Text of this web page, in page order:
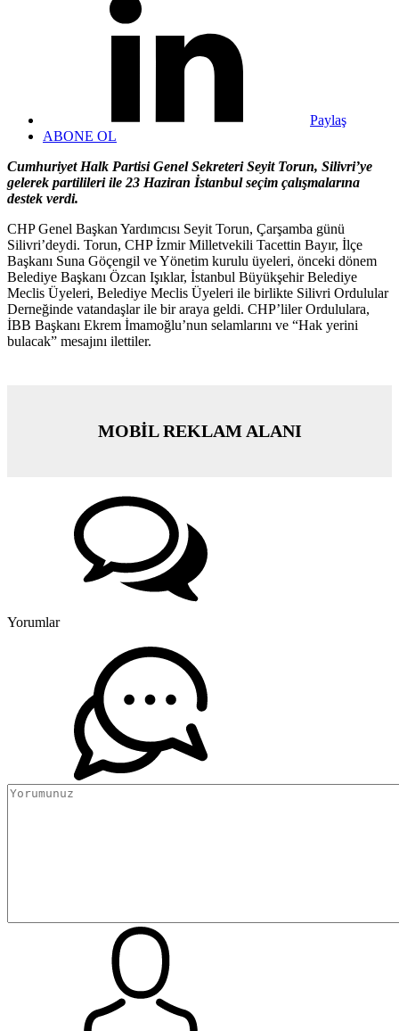
Paylaş
ABONE OL
Cumhuriyet Halk Partisi Genel Sekreteri Seyit Torun, Silivri’ye
gelerek partilileri ile 23 Haziran İstanbul seçim çalışmalarına
destek verdi.
CHP Genel Başkan Yardımcısı Seyit Torun, Çarşamba günü
Silivri’deydi. Torun, CHP İzmir Milletvekili Tacettin Bayır, İlçe
Başkanı Suna Göçengil ve Yönetim kurulu üyeleri, önceki dönem
Belediye Başkanı Özcan Işıklar, İstanbul Büyükşehir Belediye
Meclis Üyeleri, Belediye Meclis Üyeleri ile birlikte Silivri Ordulular
Derneğinde vatandaşlar ile bir araya geldi. CHP’liler Ordululara,
İBB Başkanı Ekrem İmamoğlu’nun selamlarını ve “Hak yerini
bulacak” mesajını ilettiler.
MOBİL REKLAM ALANI
Yorumlar